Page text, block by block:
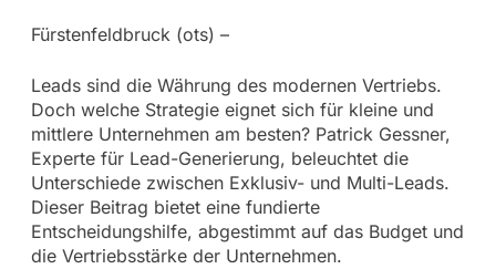
Fürstenfeldbruck (ots) –
Leads sind die Währung des modernen Vertriebs.
Doch welche Strategie eignet sich für kleine und
mittlere Unternehmen am besten? Patrick Gessner,
Experte für Lead-Generierung, beleuchtet die
Unterschiede zwischen Exklusiv- und Multi-Leads.
Dieser Beitrag bietet eine fundierte
Entscheidungshilfe, abgestimmt auf das Budget und
die Vertriebsstärke der Unternehmen.